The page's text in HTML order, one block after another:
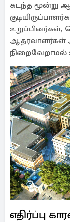
கடந்த மூன்று
ஆதரவாளர்கள்
நிறைவேறாமல்
எதிர்ப்பு